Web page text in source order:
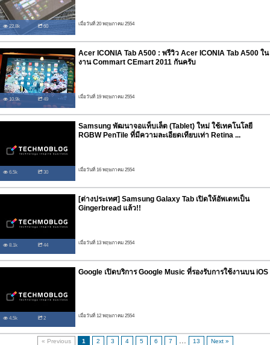
22.8k 60 เมื่อวันที่ 20 พฤษภาคม 2554
10.9k 49
Acer ICONIA Tab A500 : พรีวิว Acer ICONIA Tab A500 ใน
งาน Commart CEmart 2011 กันครับ
เมื่อวันที่ 19 พฤษภาคม 2554
6.5k 30
Samsung พัฒนาจอแท็บเล็ต (Tablet) ใหม่ ใช้เทคโนโลยี
RGBW PenTile ที่มีความละเอียดเทียบเท่า Retina ...
เมื่อวันที่ 16 พฤษภาคม 2554
8.1k 44
[ต่างประเทศ] Samsung Galaxy Tab เปิดให้อัพเดทเป็น
Gingerbread แล้ว!!
เมื่อวันที่ 13 พฤษภาคม 2554
4.5k 2
Google เปิดบริการ Google Music ที่รองรับการใช้งานบน iOS
เมื่อวันที่ 12 พฤษภาคม 2554
« Previous 1 2 3 4 5 6 7 13 Next »